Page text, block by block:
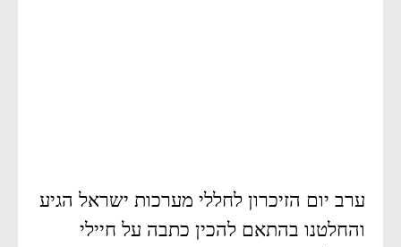
ערב יום הזיכרון לחללי מערכות ישראל הגיע
והחלטנו בהתאם להכין כתבה על חיילי